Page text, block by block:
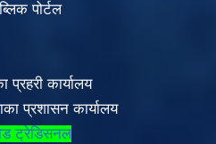
पोर्टल
प्रहरी कार्यालय
प्रशासन कार्यालय
ट्रेडिसनल